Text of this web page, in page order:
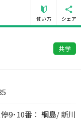
使い方 シェア
共学
9･10番： 綱島/ 新川